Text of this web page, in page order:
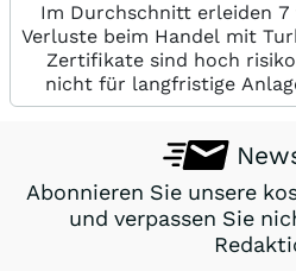
Im Durchschnitt erleiden 7
Verluste beim Handel mit
Zertifikate sind hoch
nicht für langfristige
Abonnieren Sie unsere
und verpassen Sie